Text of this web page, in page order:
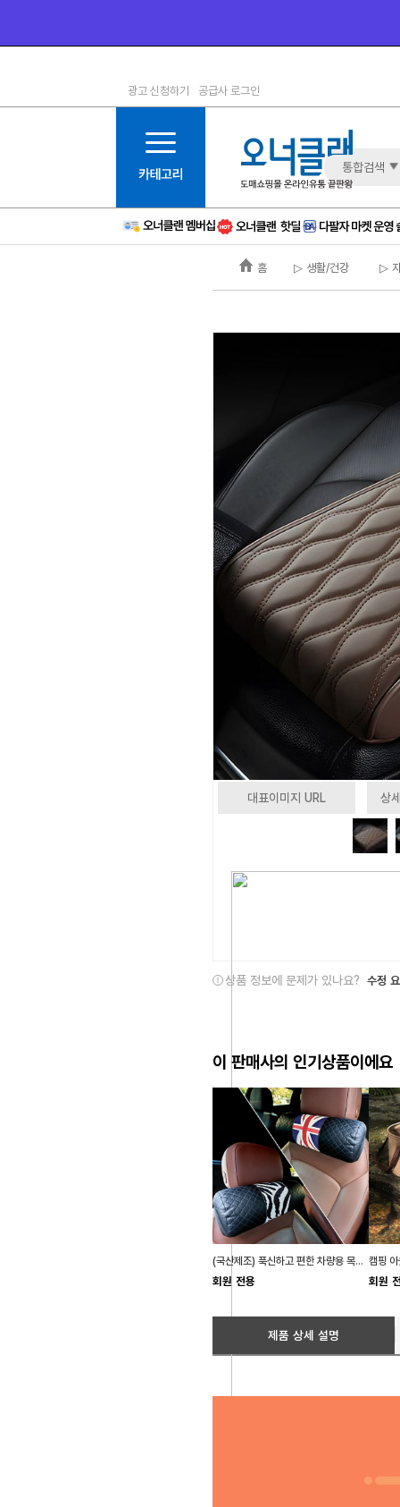
1등급
6등급
11등급
12등급
15등급
16등급
광고 신청하기 공급사 로그인
통합검색
홈 ▷ 생활/건강 ▷
대표이미지 URL 상
상품 정보에 문제가 있나요? 수정
이 판매사의 인기상품이에요
(국산제조) 푹신하고 편한 차량용 목쿠션 목베게 2종
회원 전용 회원
제품 상세 설명